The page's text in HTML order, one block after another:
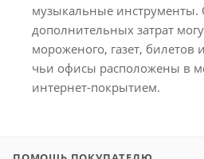
музыкальные инструменты.
дополнительных затрат
мороженого, газет, билетов
чьи офисы расположены в
интернет-покрытием.